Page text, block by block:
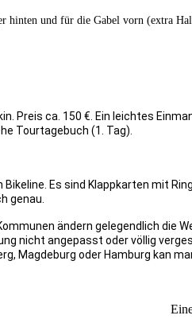
hinten und für die Gabel vorn (extra
Preis ca. 150 €. Ein leichtes
Tourtagebuch (1. Tag).
Es sind Klappkarten mit
genau.
ändern gelegendlich die
nicht angepasst oder völlig
Magdeburg oder Hamburg kan